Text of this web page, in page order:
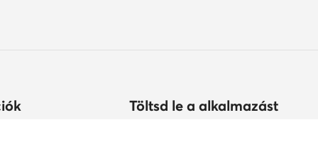
Töltsd le a alkalmazást